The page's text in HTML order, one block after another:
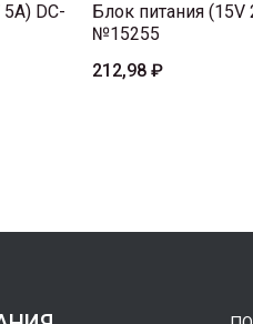
DC-
Блок питания (15V
№15255
212,98 ₽